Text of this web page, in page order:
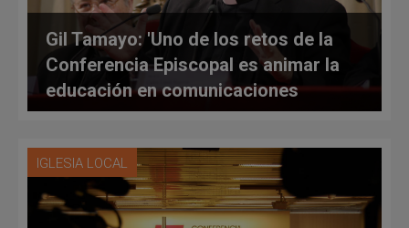
Gil Tamayo: 'Uno de los retos de la
Conferencia Episcopal es animar la
educación en comunicaciones
sociales'
IGLESIA LOCAL